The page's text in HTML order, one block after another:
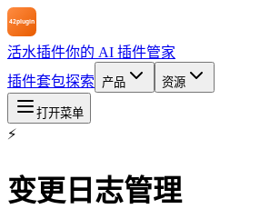
活水插件你的 AI 插件管家
插件套包探索 产品 资源
打开菜单
⚡
变更日志管理